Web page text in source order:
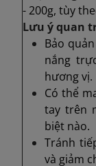
- 200g, tùy
Lưu ý quan
Bảo
nắng
hương vị.
Có thể
tay trên
biệt nào.
Tránh
và giảm